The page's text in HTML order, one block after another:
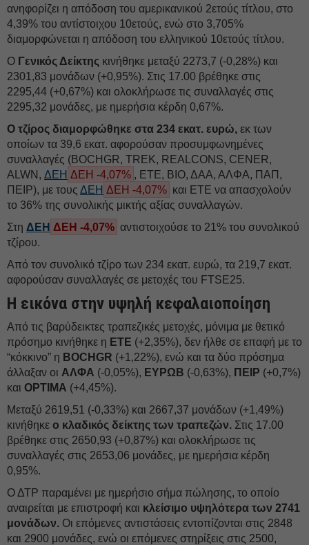
ανηφορίζει η απόδοση του αμερικανικού 2ετούς τίτλου, στο
4,39% του αντίστοιχου 10ετούς, ενώ στο 3,705%
διαμορφώνεται η απόδοση του ελληνικού 10ετούς τίτλου.
Ο Γενικός Δείκτης κινήθηκε μεταξύ 2273,7 (-0,28%) και
2301,83 μονάδων (+0,95%). Στις 17.00 βρέθηκε στις
2295,44 (+0,67%) και ολοκλήρωσε τις συναλλαγές στις
2295,32 μονάδες, με ημερήσια κέρδη 0,67%.
Ο τζίρος διαμορφώθηκε στα 234 εκατ. ευρώ, εκ των
οποίων τα 39,6 εκατ. αφορούσαν προσυμφωνημένες
συναλλαγές (BOCHGR, TREK, REALCONS, CENER,
ALWN, ΔΕΗ ΔΕΗ -4,07% , ΕΤΕ, ΒΙΟ, ΔΑΑ, ΑΛΦΑ, ΠΑΠ,
ΠΕΙΡ), με τους ΔΕΗ ΔΕΗ -4,07% και ΕΤΕ να απασχολούν
το 36% της συνολικής μικτής αξίας συναλλαγών.
Στη ΔΕΗ ΔΕΗ -4,07% αντιστοιχούσε το 21% του συνολικού
τζίρου.
Από τον συνολικό τζίρο των 234 εκατ. ευρώ, τα 219,7 εκατ.
αφορούσαν συναλλαγές σε μετοχές του FTSE25.
Η εικόνα στην υψηλή κεφαλαιοποίηση
Από τις βαρύδεικτες τραπεζικές μετοχές, μόνιμα με θετικό
πρόσημο κινήθηκε η ΕΤΕ (+2,35%), δεν ήλθε σε επαφή με το
“κόκκινο” η BOCHGR (+1,22%), ενώ και τα δύο πρόσημα
άλλαξαν οι ΑΛΦΑ (-0,05%), ΕΥΡΩΒ (-0,63%), ΠΕΙΡ (+0,7%)
και OPTIMA (+4,45%).
Μεταξύ 2619,51 (-0,33%) και 2667,37 μονάδων (+1,49%)
κινήθηκε ο κλαδικός δείκτης των τραπεζών. Στις 17.00
βρέθηκε στις 2650,93 (+0,87%) και ολοκλήρωσε τις
συναλλαγές στις 2653,06 μονάδες, με ημερήσια κέρδη
0,95%.
Ο ΔΤΡ παραμένει με ημερήσιο σήμα πώλησης, το οποίο
αναιρείται με επιστροφή και κλείσιμο υψηλότερα των 2741
μονάδων. Οι επόμενες αντιστάσεις εντοπίζονται στις 2848
και 2900 μονάδες, ενώ οι επόμενες στηρίξεις στις 2500,